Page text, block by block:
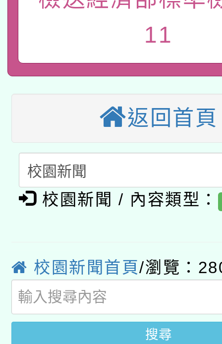
用水績優單位及節水達
桃園市孔廟祈福系列
2026年桃園地景藝術
本校115學年度第2次
招甄選結果公告(無人
適應運動共學行動站研
本館辦理115年度閱讀
暨閱讀推動專業研習
科技賦能─人工智慧
礎課程
A3數位素養講師名單
「數位內容與教學軟體
pilot」
有關大陸委員會函釋公
用水績優單位及節水達
動」
桃園市孔廟祈福系列
開 智慧啟航」
2026年桃園地景藝術
11
返回首頁
校園新聞 / 內容類型：
校園新聞首頁/瀏覽：
搜尋